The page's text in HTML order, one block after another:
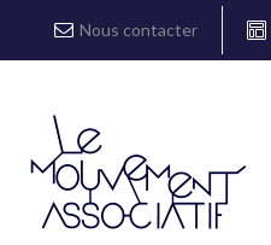
Nous contacter